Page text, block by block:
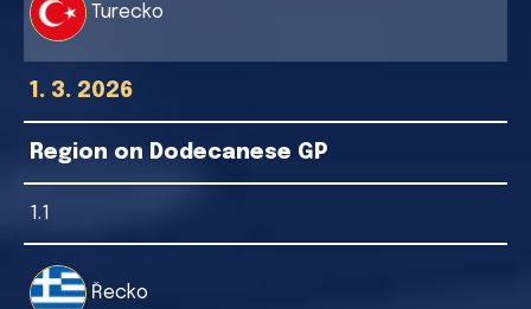
Turecko
1. 3. 2026
Region on Dodecanese GP
1.1
Řecko